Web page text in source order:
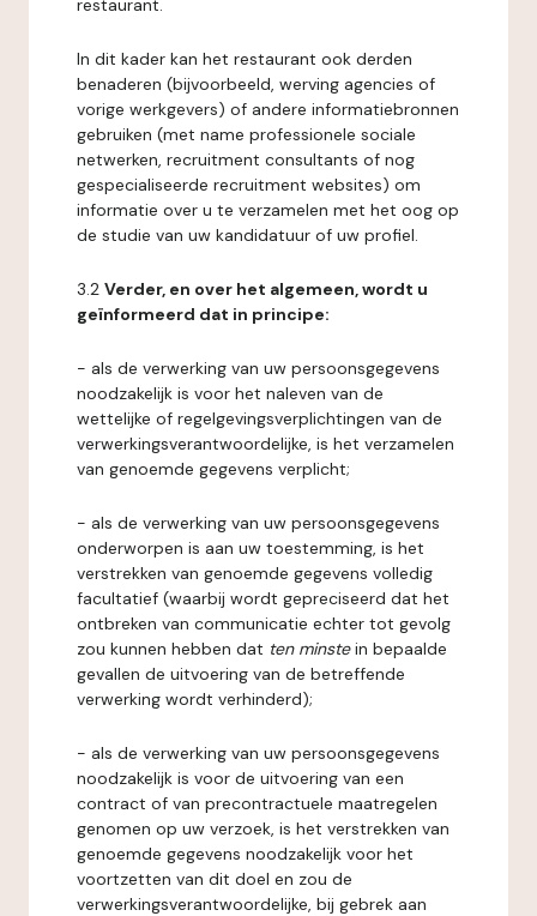
restaurant.
In dit kader kan het restaurant ook derden
benaderen (bijvoorbeeld, werving agencies of
vorige werkgevers) of andere informatiebronnen
gebruiken (met name professionele sociale
netwerken, recruitment consultants of nog
gespecialiseerde recruitment websites) om
informatie over u te verzamelen met het oog op
de studie van uw kandidatuur of uw profiel.
3.2 Verder, en over het algemeen, wordt u
geïnformeerd dat in principe:
- als de verwerking van uw persoonsgegevens
noodzakelijk is voor het naleven van de
wettelijke of regelgevingsverplichtingen van de
verwerkingsverantwoordelijke, is het verzamelen
van genoemde gegevens verplicht;
- als de verwerking van uw persoonsgegevens
onderworpen is aan uw toestemming, is het
verstrekken van genoemde gegevens volledig
facultatief (waarbij wordt gepreciseerd dat het
ontbreken van communicatie echter tot gevolg
zou kunnen hebben dat ten minstein bepaalde
gevallen de uitvoering van de betreffende
verwerking wordt verhinderd);
- als de verwerking van uw persoonsgegevens
noodzakelijk is voor de uitvoering van een
contract of van precontractuele maatregelen
genomen op uw verzoek, is het verstrekken van
genoemde gegevens noodzakelijk voor het
voortzetten van dit doel en zou de
verwerkingsverantwoordelijke, bij gebrek aan